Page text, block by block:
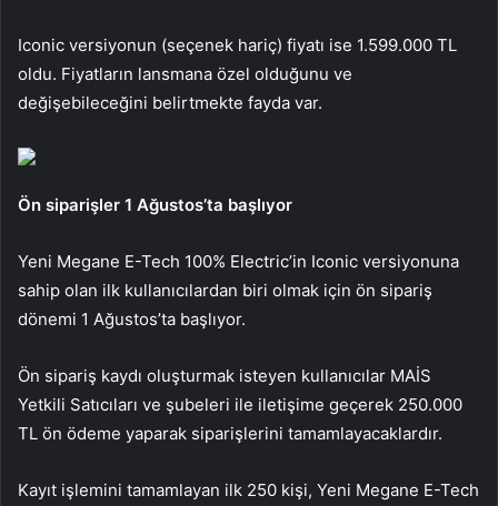
Iconic versiyonun (seçenek hariç) fiyatı ise 1.599.000 TL
oldu. Fiyatların lansmana özel olduğunu ve
değişebileceğini belirtmekte fayda var.
Ön siparişler 1 Ağustos’ta başlıyor
Yeni Megane E-Tech 100% Electric’in Iconic versiyonuna
sahip olan ilk kullanıcılardan biri olmak için ön sipariş
dönemi 1 Ağustos’ta başlıyor.
Ön sipariş kaydı oluşturmak isteyen kullanıcılar MAİS
Yetkili Satıcıları ve şubeleri ile iletişime geçerek 250.000
TL ön ödeme yaparak siparişlerini tamamlayacaklardır.
Kayıt işlemini tamamlayan ilk 250 kişi, Yeni Megane E-Tech